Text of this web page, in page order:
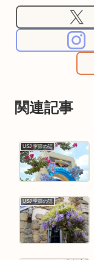
関連記事
USJ 季節の話
USJ 季節の話